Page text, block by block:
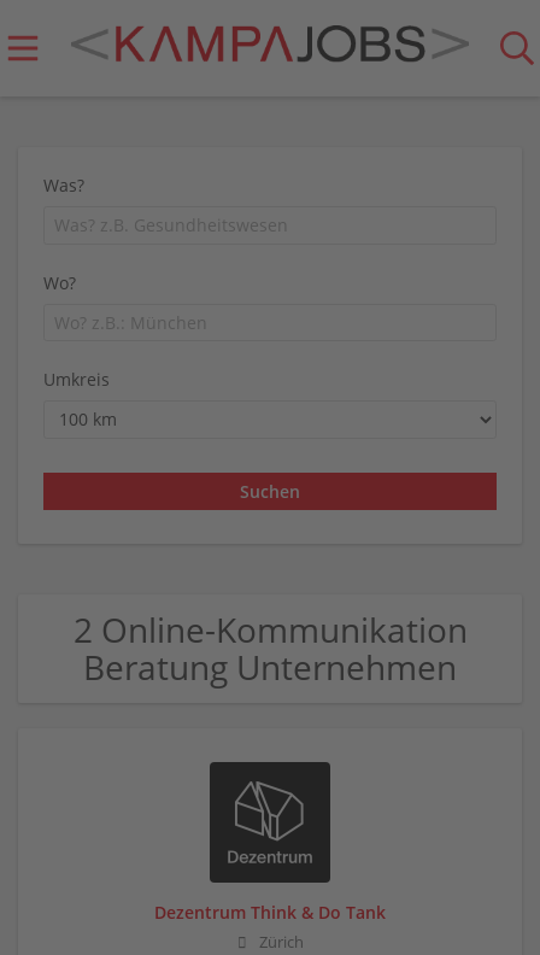
Was?
Wo?
Umkreis
2 Online-Kommunikation
Beratung Unternehmen
Dezentrum Think & Do Tank
Zürich